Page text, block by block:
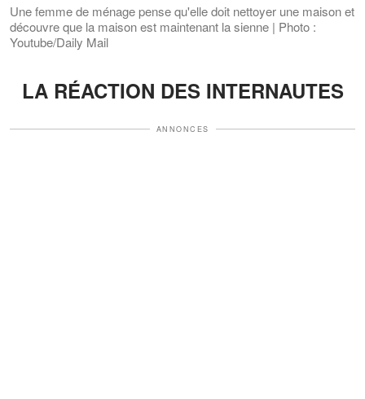
Une femme de ménage pense qu'elle doit nettoyer une maison et
découvre que la maison est maintenant la sienne | Photo :
Youtube/Daily Mail
LA RÉACTION DES INTERNAUTES
ANNONCES